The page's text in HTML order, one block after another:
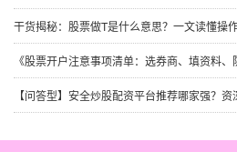
干货揭秘：股票做T是什么意思？一文读懂操作
《股票开户注意事项清单：选券商、填资料、
【问答型】安全炒股配资平台推荐哪家强？资